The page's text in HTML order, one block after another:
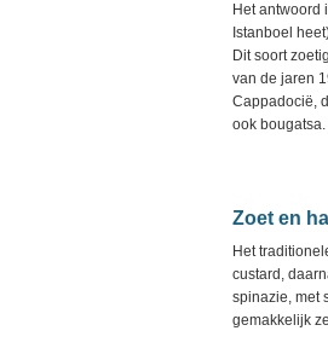
Het antwoord
Istanboel
Dit soort
van de jaren
Cappadocië,
ook bougatsa.
Zoet en
Het
custard,
spinazie, met
gemakkelijk